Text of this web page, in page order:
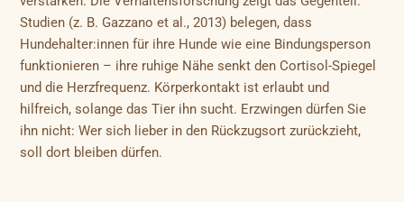
Studien (z. B. Gazzano et al., 2013) belegen, dass
Hundehalter:innen für ihre Hunde wie eine Bindungsperson
funktionieren – ihre ruhige Nähe senkt den Cortisol-Spiegel
und die Herzfrequenz. Körperkontakt ist erlaubt und
hilfreich, solange das Tier ihn sucht. Erzwingen dürfen Sie
ihn nicht: Wer sich lieber in den Rückzugsort zurückzieht,
soll dort bleiben dürfen.